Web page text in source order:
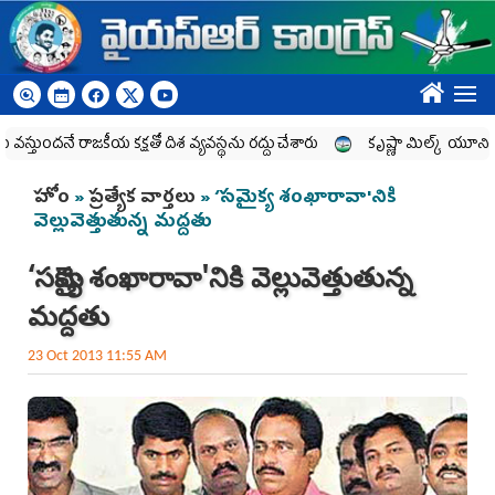
Skip to main content
????
రాజకీయ కక్షతో దిశ వ్య‌వ‌స్థ‌ను రద్దు చేశారు కృష్ణా మిల్క్‌ యూనియన్‌
You are here
హోం »ప్రత్యేక వార్తలు » ‘సమైక్య శంఖారావా'నికి
వెల్లువెత్తుతున్న మద్దతు
‘సమైక్య శంఖారావా'నికి వెల్లువెత్తుతున్న
మద్దతు
23 Oct 2013 11:55 AM